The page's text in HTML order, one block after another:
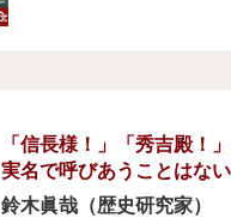
「信長様！」「秀吉殿！
実名で呼びあうことはな
鈴木眞哉（歴史研究家）